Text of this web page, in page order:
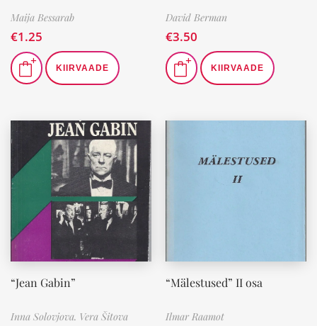
Maija Bessarab
€1.25
KIIRVAADE
David Berman
€3.50
KIIRVAADE
“Jean Gabin”
Inna Solovjova. Vera Šitova
“Mälestused” II osa
Ilmar Raamot